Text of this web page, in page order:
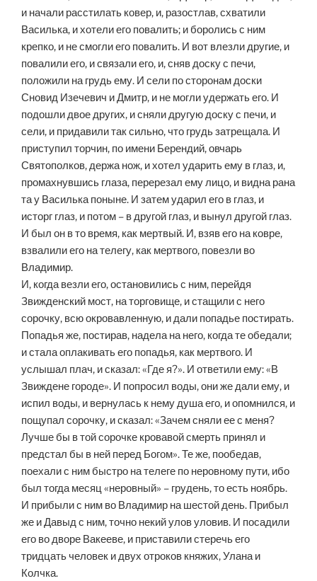
и начали расстилать ковер, и, разостлав, схватили
Василька, и хотели его повалить; и боролись с ним
крепко, и не смогли его повалить. И вот влезли другие, и
повалили его, и связали его, и, сняв доску с печи,
положили на грудь ему. И сели по сторонам доски
Сновид Изечевич и Дмитр, и не могли удержать его. И
подошли двое других, и сняли другую доску с печи, и
сели, и придавили так сильно, что грудь затрещала. И
приступил торчин, по имени Берендий, овчарь
Святополков, держа нож, и хотел ударить ему в глаз, и,
промахнувшись глаза, перерезал ему лицо, и видна рана
та у Василька поныне. И затем ударил его в глаз, и
исторг глаз, и потом – в другой глаз, и вынул другой глаз.
И был он в то время, как мертвый. И, взяв его на ковре,
взвалили его на телегу, как мертвого, повезли во
Владимир.
И, когда везли его, остановились с ним, перейдя
Звижденский мост, на торговище, и стащили с него
сорочку, всю окровавленную, и дали попадье постирать.
Попадья же, постирав, надела на него, когда те обедали;
и стала оплакивать его попадья, как мертвого. И
услышал плач, и сказал: «Где я?». И ответили ему: «В
Звиждене городе». И попросил воды, они же дали ему, и
испил воды, и вернулась к нему душа его, и опомнился, и
пощупал сорочку, и сказал: «Зачем сняли ее с меня?
Лучше бы в той сорочке кровавой смерть принял и
предстал бы в ней перед Богом». Те же, пообедав,
поехали с ним быстро на телеге по неровному пути, ибо
был тогда месяц «неровный» – грудень, то есть ноябрь.
И прибыли с ним во Владимир на шестой день. Прибыл
же и Давыд с ним, точно некий улов уловив. И посадили
его во дворе Вакееве, и приставили стеречь его
тридцать человек и двух отроков княжих, Улана и
Колчка.